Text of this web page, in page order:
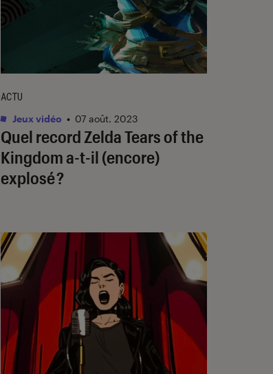
Quel record Zelda Tears of the
Kingdoma-t-il (encore)
explosé ?
ACTU
Jeux vidéo • 07 août. 2023